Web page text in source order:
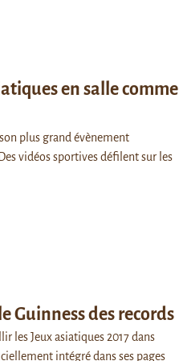
en salle comme
plus grand évènement
vidéos sportives défilent sur les
Guinness des records
les Jeux asiatiques 2017 dans
intégré dans ses pages